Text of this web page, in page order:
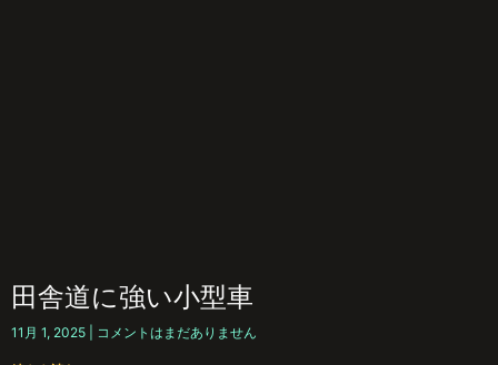
田舎道に強い小型車
11月 1, 2025 コメントはまだありません